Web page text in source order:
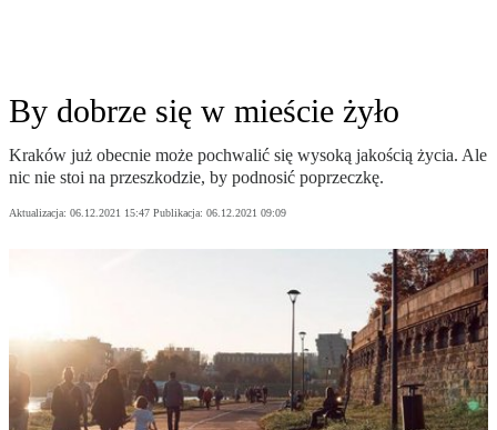
By dobrze się w mieście żyło
Kraków już obecnie może pochwalić się wysoką jakością życia. Ale
nic nie stoi na przeszkodzie, by podnosić poprzeczkę.
Aktualizacja: 06.12.2021 15:47 Publikacja: 06.12.2021 09:09